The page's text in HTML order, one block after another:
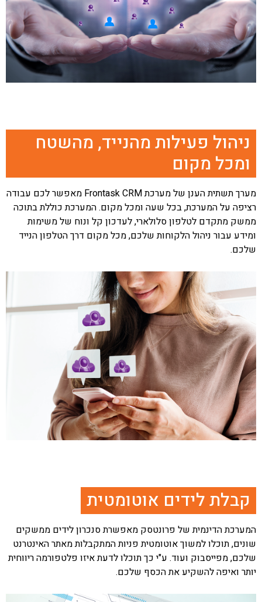
ניהול פעילות מהנייד, מהשטח
ומכל מקום
מערך תשתית הענן של מערכת Frontask CRM מאפשר לכם עבודה
רציפה על המערכת, בכל שעה ומכל מקום. המערכת כוללת בתוכה
ממשק מתקדם לטלפון סלולארי, לעדכון קל ונוח של משימות
ומידע עבור ניהול הלקוחות שלכם, מכל מקום דרך הטלפון הנייד
שלכם.
קבלת לידים אוטומטית
המערכת הדינמית של פרונטסק מאפשרת סנכרון לידים ממשקים
שונים, תוכלו למשוך אוטומטית פניות המתקבלות מאתר האינטרנט
שלכם, מפייסבוק ועוד. ע"י כך תוכלו לדעת איזו פלטפורמה ריווחית
יותר ואיפה להשקיע את הכסף שלכם.